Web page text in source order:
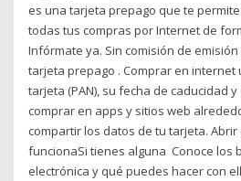
es una tarjeta prepago que te
todas tus compras por Internet de
Infórmate ya. Sin comisión de
tarjeta prepago . Comprar en
tarjeta (PAN), su fecha de caducidad y
comprar en apps y sitios web
compartir los datos de tu tarjeta. Abrir
funcionaSi tienes alguna Conoce los
electrónica y qué puedes hacer con